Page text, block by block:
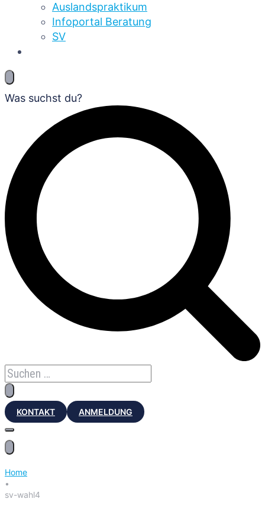
Auslandspraktikum
Infoportal Beratung
SV
Was suchst du?
KONTAKT ANMELDUNG
Home
•
sv-wahl4